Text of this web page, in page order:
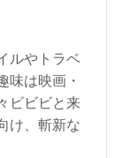
ルやトラベ
味は映画・
ビビビと来
け、斬新な